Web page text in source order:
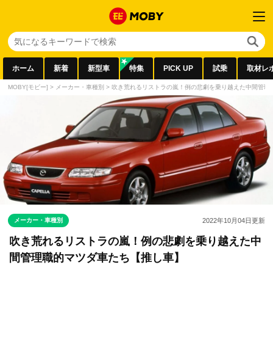
ホーム 新着 新型車 特集 PICK UP 試乗 取材レ
MOBY[モビー] > メーカー・車種別 > 吹き荒れるリストラの嵐！例の悲劇を乗り越えた中間管理
メーカー・車種別 2022年10月04日更新
吹き荒れるリストラの嵐！例の悲劇を乗り越えた中
間管理職的マツダ車たち【推し車】